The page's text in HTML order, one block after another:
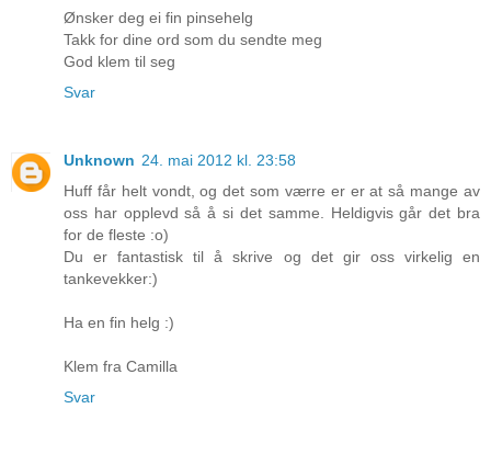
Ønsker deg ei fin pinsehelg
Takk for dine ord som du sendte meg
God klem til seg
Svar
Unknown 24. mai 2012 kl. 23:58
Huff får helt vondt, og det som værre er er at så mange av
oss har opplevd så å si det samme. Heldigvis går det bra
for de fleste :o)
Du er fantastisk til å skrive og det gir oss virkelig en
tankevekker:)
Ha en fin helg :)
Klem fra Camilla
Svar